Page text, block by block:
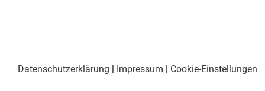
Datenschutzerklärung | Impressum | Cookie-Einstellungen